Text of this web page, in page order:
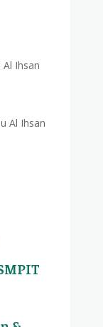
Ihsan
Al Ihsan